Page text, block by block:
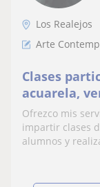
Los Realejos
Arte
Clases
acuarela,
Ofrezco mis
impartir clases
alumnos y